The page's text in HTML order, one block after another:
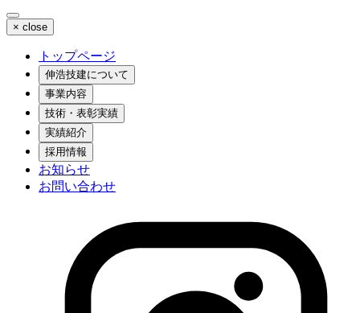
× close
トップページ
伸浩技建について
事業内容
技術・表彰実績
実績紹介
採用情報
お知らせ
お問い合わせ